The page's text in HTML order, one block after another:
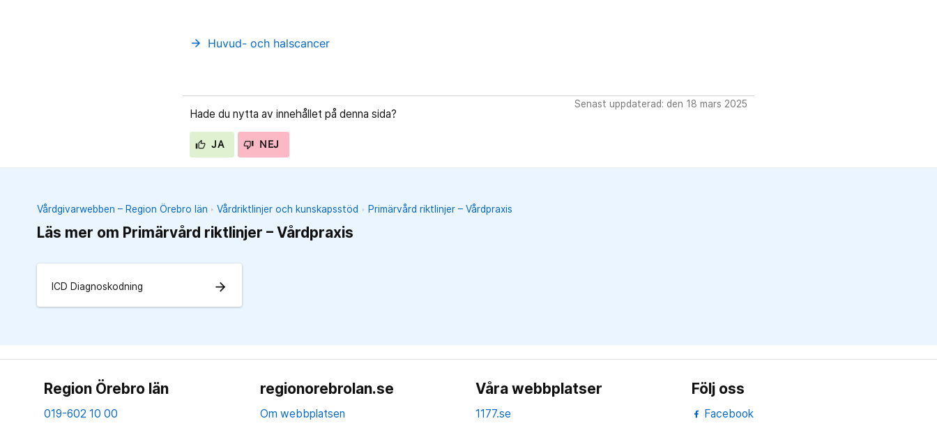
arrow_forward Huvud- och halscancer
Hade du nytta av innehållet på denna sida?
JA NEJ
Senast uppdaterad: den 18 mars 2025
Vårdgivarwebben – Region Örebro län Vårdriktlinjer och kunskapsstöd Primärvård riktlinjer – Vårdpraxis
Läs mer om Primärvård riktlinjer – Vårdpraxis
ICD Diagnoskodning arrow_forward
Region Örebro län
019-602 10 00
regionorebrolan.se
Om webbplatsen
Våra webbplatser
1177.se
Följ oss
Facebook